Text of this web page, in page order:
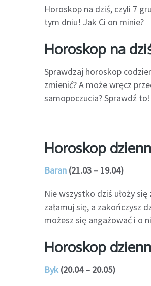
Horoskop na dziś, czyli 7
tym dniu! Jak Ci on minie?
Horoskop na
Sprawdzaj horoskop
zmienić? A może wręcz
samopoczucia? Sprawdź to!
Horoskop
Baran (21.03 – 19.04)
Nie wszystko dziś ułoży
załamuj się, a zakończysz
możesz się angażować i o
Horoskop
Byk (20.04 – 20.05)